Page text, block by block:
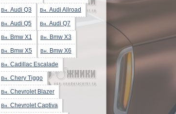
Вн. Audi Q3 Вн. Audi Allroad
Вн. Audi Q5 Вн. Audi Q7
Вн. Bmw X1 Вн. Bmw X3
Вн. Bmw X5 Вн. Bmw X6
Вн. Cadillac Escalade
Вн. Chery Tiggo
Вн. Chevrolet Blazer
Вн. Chevrolet Captiva